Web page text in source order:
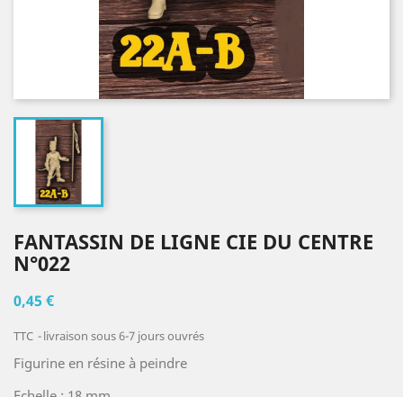
FANTASSIN DE LIGNE CIE DU CENTRE
N°022
0,45 €
TTC livraison sous 6-7 jours ouvrés
Figurine en résine à peindre